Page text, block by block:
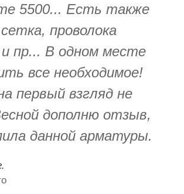
5500... Есть также
проволока
и пр... В одном месте
все необходимое!
первый взгляд не
дополню отзыв,
данной арматуры.